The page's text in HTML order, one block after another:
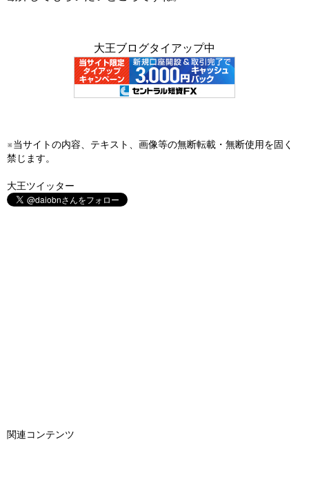
大王ブログタイアップ中
※当サイトの内容、テキスト、画像等の無断転載・無断使用を固く
禁じます。
大王ツイッター
関連コンテンツ